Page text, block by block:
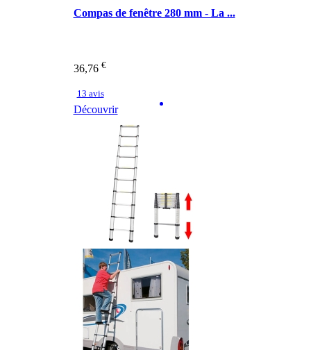
Compas de fenêtre 280 mm - La ...
36,76 €
13 avis
Découvrir